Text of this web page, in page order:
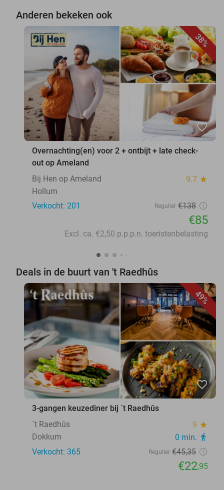
Anderen bekeken ook
38%
favorite_border
Overnachting(en) voor 2 + ontbijt + late check-
out op Ameland
Bij Hen op Ameland
9.7 star
Hollum
Verkocht: 201
Regulier €138
€85
Excl. ca. €2,50 p.p.p.n. toeristenbelasting
Deals in de buurt van 't Raedhûs
49%
favorite_border
3-gangen keuzediner bij ´t Raedhûs
´t Raedhûs
9 star
Dokkum 0 min. directions_walk
Verkocht: 365 Regulier €45,35
€22,95